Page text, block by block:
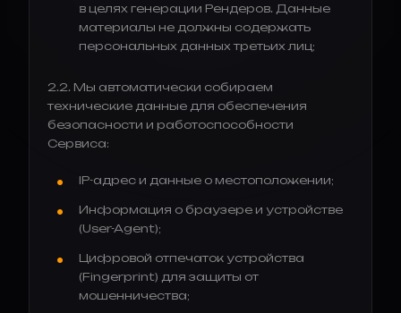
в целях генерации Рендеров. Данные
материалы не должны содержать
персональных данных третьих лиц;
2.2. Мы автоматически собираем
технические данные для обеспечения
безопасности и работоспособности
Сервиса:
IP-адрес и данные о местоположении;
Информация о браузере и устройстве
(User-Agent);
Цифровой отпечаток устройства
(Fingerprint) для защиты от
мошенничества;